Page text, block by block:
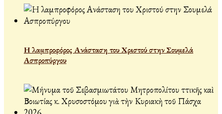
Η λαμπροφόρος Ανάσταση του Χριστού στην Σουμελά
Ασπροπύργου